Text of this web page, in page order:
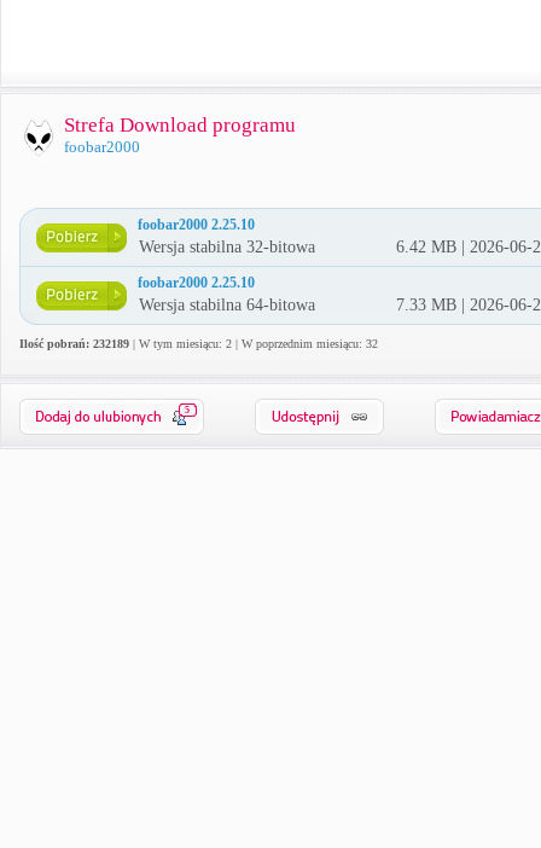
Strefa Download programu
foobar2000
foobar2000 2.25.10
Wersja stabilna 32-bitowa 6.42 MB | 2026-06-
foobar2000 2.25.10
Wersja stabilna 64-bitowa 7.33 MB | 2026-06-
Ilość pobrań: 232189 | W tym miesiącu: 2 | W poprzednim miesiącu: 32
5